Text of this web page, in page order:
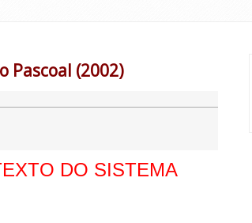
Pascoal (2002)
DO SISTEMA